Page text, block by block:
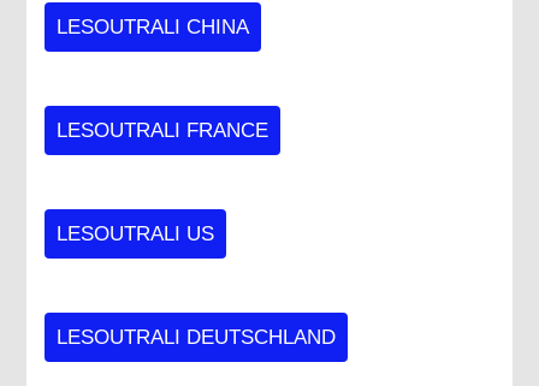
LESOUTRALI CHINA
LESOUTRALI FRANCE
LESOUTRALI US
LESOUTRALI DEUTSCHLAND